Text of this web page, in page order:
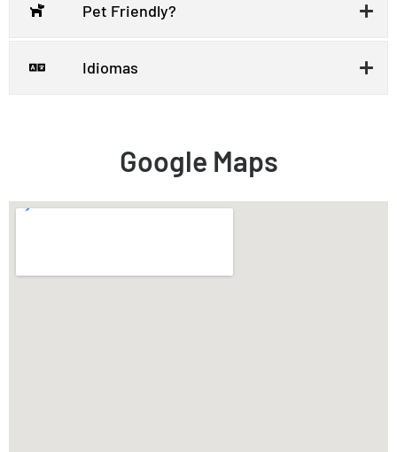
Pet Friendly?
Idiomas
Google Maps